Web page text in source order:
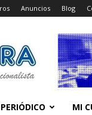
Anuncios Blog
MI